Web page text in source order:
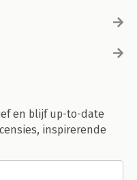
en blijf up-to-date
inspirerende